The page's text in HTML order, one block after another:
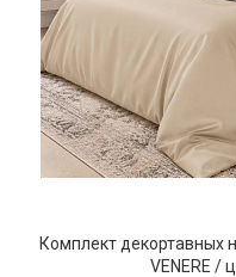
Комплект декортавных
VENERE /